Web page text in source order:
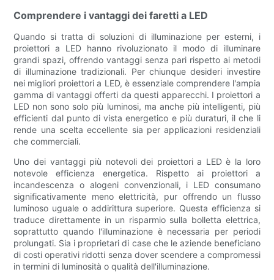
Comprendere i vantaggi dei faretti a LED
Quando si tratta di soluzioni di illuminazione per esterni, i
proiettori a LED hanno rivoluzionato il modo di illuminare
grandi spazi, offrendo vantaggi senza pari rispetto ai metodi
di illuminazione tradizionali. Per chiunque desideri investire
nei migliori proiettori a LED, è essenziale comprendere l'ampia
gamma di vantaggi offerti da questi apparecchi. I proiettori a
LED non sono solo più luminosi, ma anche più intelligenti, più
efficienti dal punto di vista energetico e più duraturi, il che li
rende una scelta eccellente sia per applicazioni residenziali
che commerciali.
Uno dei vantaggi più notevoli dei proiettori a LED è la loro
notevole efficienza energetica. Rispetto ai proiettori a
incandescenza o alogeni convenzionali, i LED consumano
significativamente meno elettricità, pur offrendo un flusso
luminoso uguale o addirittura superiore. Questa efficienza si
traduce direttamente in un risparmio sulla bolletta elettrica,
soprattutto quando l'illuminazione è necessaria per periodi
prolungati. Sia i proprietari di case che le aziende beneficiano
di costi operativi ridotti senza dover scendere a compromessi
in termini di luminosità o qualità dell'illuminazione.